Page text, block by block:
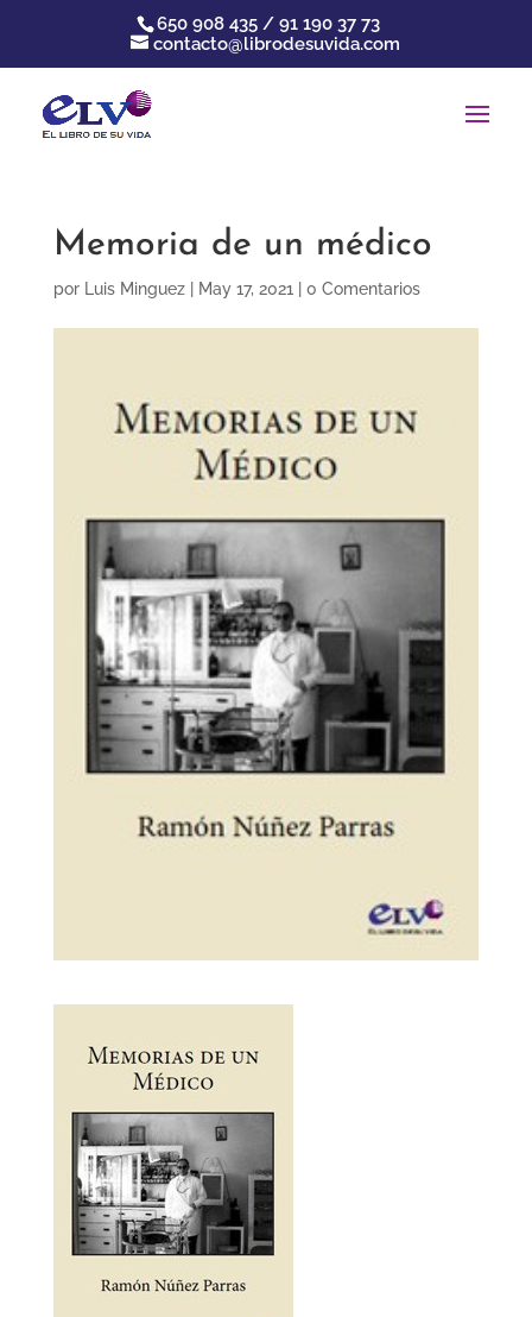
650 908 435 / 91 190 37 73
contacto@librodesuvida.com
Memoria de un médico
por Luis Minguez| May 17, 2021 0 Comentarios